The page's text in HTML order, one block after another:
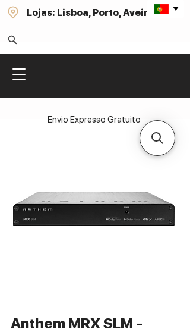
Lojas: Lisboa, Porto, Aveiro
Anthem MRX SLM -
Envio Expresso Gratuito